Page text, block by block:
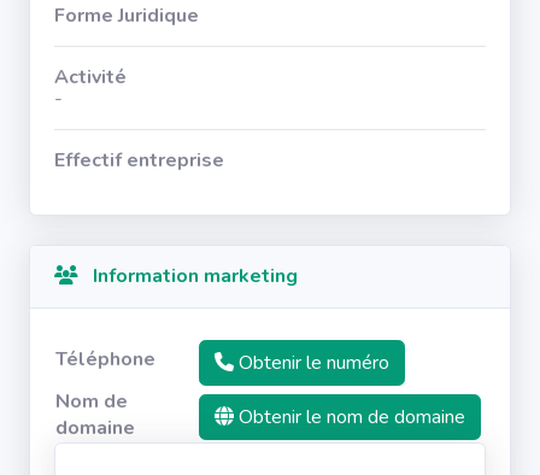
Forme Juridique
Activité
-
Effectif entreprise
Information marketing
Téléphone
Obtenir le numéro
Nom de
domaine
Obtenir le nom de domaine